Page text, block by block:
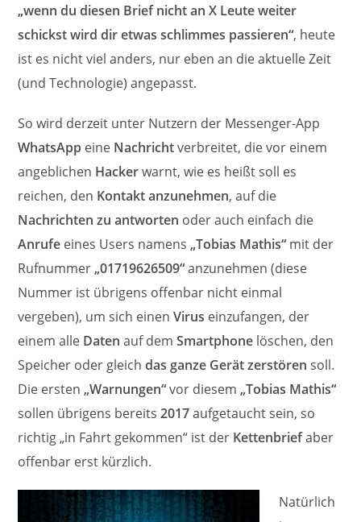
„wenn du diesen Brief nicht an X Leute weiter
schickst wird dir etwas schlimmes passieren“, heute
ist es nicht viel anders, nur eben an die aktuelle Zeit
(und Technologie) angepasst.
So wird derzeit unter Nutzern der Messenger-App
WhatsApp eine Nachrichtverbreitet, die vor einem
angeblichen Hackerwarnt, wie es heißt soll es
reichen, den Kontakt anzunehmen, auf die
Nachrichten zu antworten oder auch einfach die
Anrufe eines Users namens„Tobias Mathis“ mit der
Rufnummer„01719626509“anzunehmen (diese
Nummer ist übrigens offenbar nicht einmal
vergeben), um sich einenVirus einzufangen, der
einem alle Datenauf demSmartphone löschen, den
Speicher oder gleichdas ganze Gerät zerstören soll.
Die ersten„Warnungen“vor diesem„Tobias Mathis“
sollen übrigens bereits2017aufgetaucht sein, so
richtig „in Fahrt gekommen“ ist der Kettenbriefaber
offenbar erst kürzlich.
Natürlich